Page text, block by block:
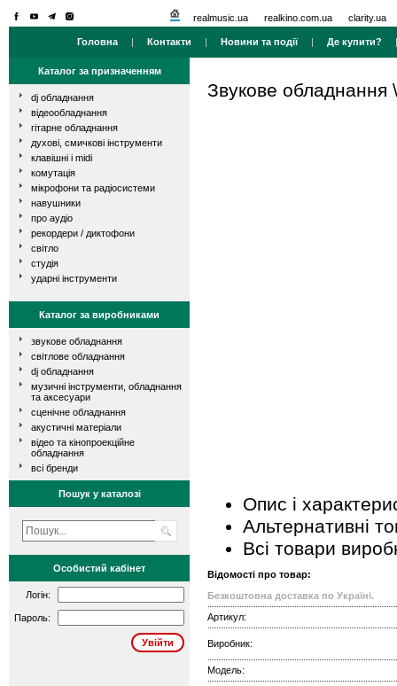
realmusic.ua realkino.com.ua clarity.ua
Головна | Контакти | Новини та події| Де купити?
Каталог за призначенням
dj обладнання
відеообладнання
гітарне обладнання
духові, смичкові інструменти
клавішні і midi
комутація
мікрофони та радіосистеми
навушники
про аудіо
рекордери / диктофони
світло
студія
ударні інструменти
Каталог за виробниками
звукове обладнання
світлове обладнання
dj обладнання
музичні інструменти, обладнання
та аксесуари
сценічне обладнання
акустичні матеріали
відео та кінопроекційне
обладнання
всі бренди
Пошук у каталозі
Особистий кабінет
Логін:
Пароль:
Звукове обладнання
Опис і
Альтернативні
Всі товари
Відомості про товар:
Безкоштовна доставка по Україні.
Артикул:
Виробник:
Модель: